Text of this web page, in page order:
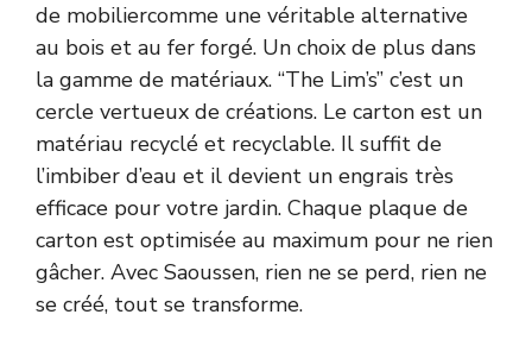
de mobiliercomme une véritable alternative
au bois et au fer forgé. Un choix de plus dans
la gamme de matériaux. “The Lim’s” c’est un
cercle vertueux de créations. Le carton est un
matériau recyclé et recyclable. Il suffit de
l’imbiber d’eau et il devient un engrais très
efficace pour votre jardin. Chaque plaque de
carton est optimisée au maximum pour ne rien
gâcher. Avec Saoussen, rien ne se perd, rien ne
se créé, tout se transforme.